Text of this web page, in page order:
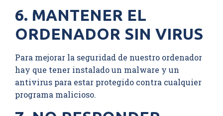
6. MANTENER EL
ORDENADOR SIN VIRUS
Para mejorar la seguridad de nuestro ordenador
hay que tener instalado un malware y un
antivirus para estar protegido contra cualquier
programa malicioso.